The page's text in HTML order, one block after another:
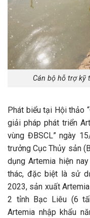
Cán bộ hỗ trợ kỹ
Phát biểu tại Hội thảo
giải pháp phát triển
vùng ĐBSCL” ngày
trưởng Cục Thủy sản
dụng Artemia hiện
thác, đặc biệt là sử
2023, sản xuất
2 tỉnh Bạc Liêu (6
Artemia nhập khẩu